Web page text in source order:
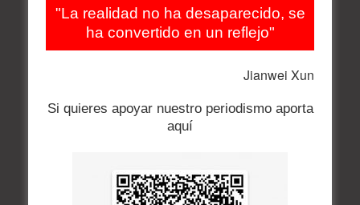
"La realidad no ha desaparecido, se
ha convertido en un reflejo"
Jianwei Xun
Si quieres apoyar nuestro periodismo aporta
aquí